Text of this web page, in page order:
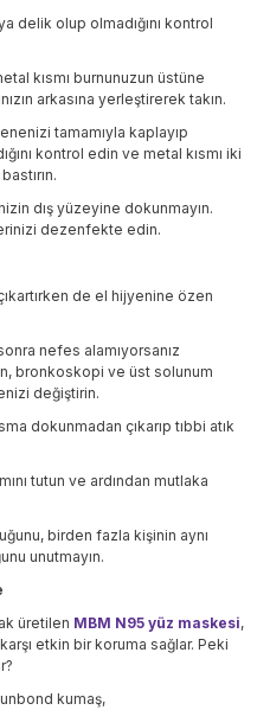
delik olup olmadığını kontrol
kısmı burnunuzun üstüne
arkasına yerleştirerek takın.
tamamıyla kaplayıp
kontrol edin ve metal kısmı iki
dış yüzeyine dokunmayın.
dezenfekte edin.
de el hijyenine özen
nefes alamıyorsanız
bronkoskopi ve üst solunum
değiştirin.
dokunmadan çıkarıp tıbbi atık
tutun ve ardından mutlaka
birden fazla kişinin aynı
unutmayın.
üretilen MBM N95 yüz maskesi,
etkin bir koruma sağlar. Peki
kumaş,